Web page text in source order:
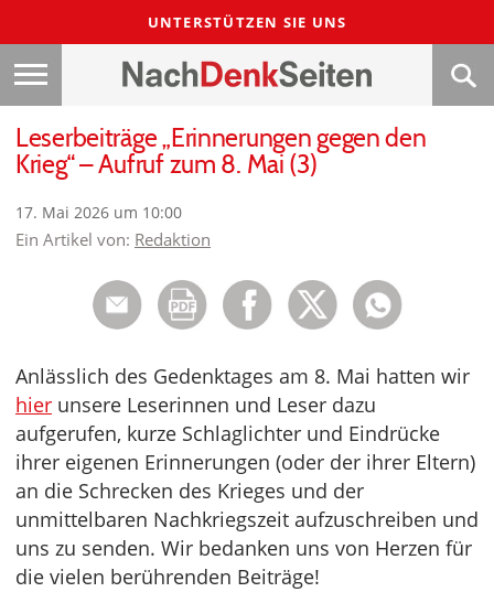
UNTERSTÜTZEN SIE UNS
Leserbeiträge „Erinnerungen gegen den
Krieg“ – Aufruf zum 8. Mai (3)
17. Mai 2026 um 10:00
Ein Artikel von: Redaktion
Anlässlich des Gedenktages am 8. Mai hatten wir
hier unsere Leserinnen und Leser dazu
aufgerufen, kurze Schlaglichter und Eindrücke
ihrer eigenen Erinnerungen (oder der ihrer Eltern)
an die Schrecken des Krieges und der
unmittelbaren Nachkriegszeit aufzuschreiben und
uns zu senden. Wir bedanken uns von Herzen für
die vielen berührenden Beiträge!